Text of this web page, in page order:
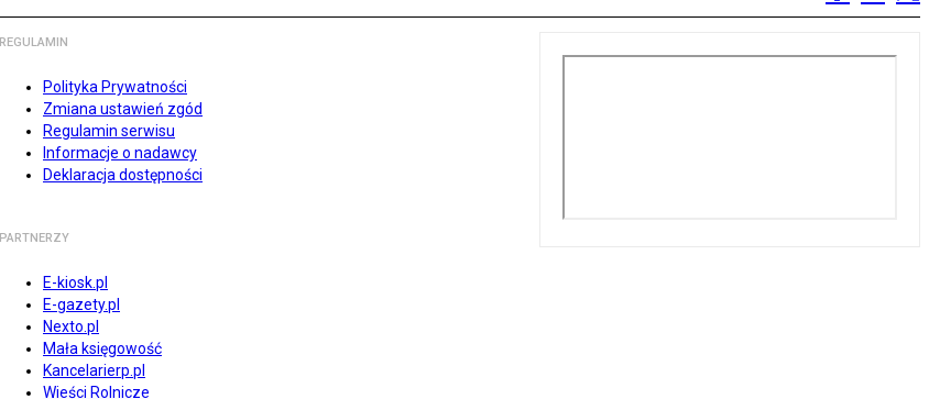
REGULAMIN
Polityka Prywatności
Zmiana ustawień zgód
Regulamin serwisu
Informacje o nadawcy
Deklaracja dostępności
PARTNERZY
E-kiosk.pl
E-gazety.pl
Nexto.pl
Mała księgowość
Kancelarierp.pl
Wieści Rolnicze